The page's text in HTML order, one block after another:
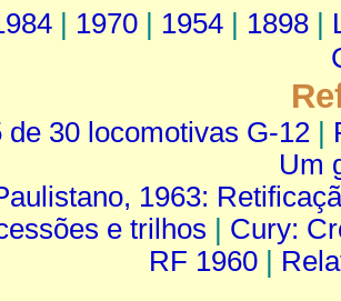
1970 1954 1898
de 30 locomotivas G-12|
Um
1963:
e trilhos
Cury:
RF 1960|